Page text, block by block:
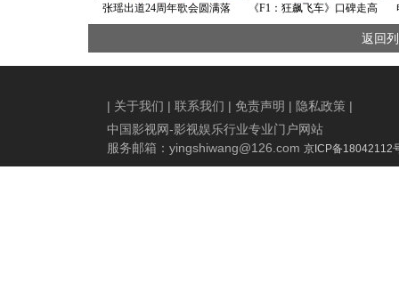
张瑶出道24周年歌会圆满落
《F1：狂飙飞车》口碑走高
6.26全国点映开启 汉斯·季默
演奏“激情乐章”
返回
| 关于我们 | 联系我们 | 免责声明 | 隐私政策 |
中国影视网-影视娱乐行业专业门户网站
服务邮箱： yingshiwang@126.com 京ICP备18042112